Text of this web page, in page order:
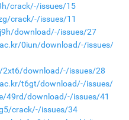
crack/-/issues/15
crack/-/issues/11
download/-/issues/27
0iun/download/-/issues/
download/-/issues/28
t6gt/download/-/issues/
49rd/download/-/issues/41
crack/-/issues/34